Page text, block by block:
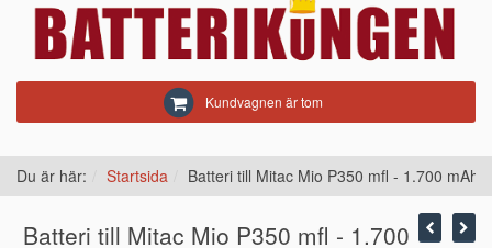
Kundvagnen är tom
Du är här: Startsida Batteri till Mitac Mio P350 mfl - 1.700 mAh
Batteri till Mitac Mio P350 mfl - 1.700